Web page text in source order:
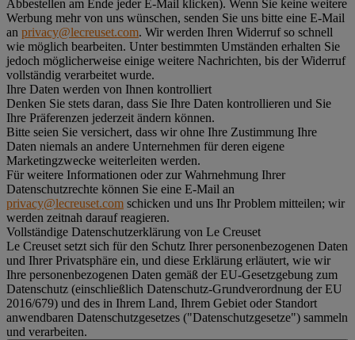
Abbestellen am Ende jeder E-Mail klicken). Wenn Sie keine weitere
Werbung mehr von uns wünschen, senden Sie uns bitte eine E-Mail
an privacy@lecreuset.com. Wir werden Ihren Widerruf so schnell
wie möglich bearbeiten. Unter bestimmten Umständen erhalten Sie
jedoch möglicherweise einige weitere Nachrichten, bis der Widerruf
vollständig verarbeitet wurde.
Ihre Daten werden von Ihnen kontrolliert
Denken Sie stets daran, dass Sie Ihre Daten kontrollieren und Sie
Ihre Präferenzen jederzeit ändern können.
Bitte seien Sie versichert, dass wir ohne Ihre Zustimmung Ihre
Daten niemals an andere Unternehmen für deren eigene
Marketingzwecke weiterleiten werden.
Für weitere Informationen oder zur Wahrnehmung Ihrer
Datenschutzrechte können Sie eine E-Mail an
privacy@lecreuset.com schicken und uns Ihr Problem mitteilen; wir
werden zeitnah darauf reagieren.
Vollständige Datenschutzerklärung von Le Creuset
Le Creuset setzt sich für den Schutz Ihrer personenbezogenen Daten
und Ihrer Privatsphäre ein, und diese Erklärung erläutert, wie wir
Ihre personenbezogenen Daten gemäß der EU-Gesetzgebung zum
Datenschutz (einschließlich Datenschutz-Grundverordnung der EU
2016/679) und des in Ihrem Land, Ihrem Gebiet oder Standort
anwendbaren Datenschutzgesetzes ("Datenschutzgesetze") sammeln
und verarbeiten.